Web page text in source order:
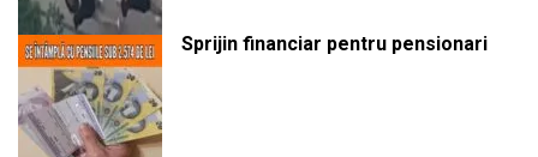
Sprijin financiar pentru pensionari